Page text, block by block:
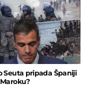
Seuta pripada Španiji